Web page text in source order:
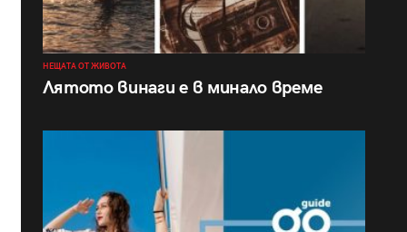
НЕЩАТА ОТ ЖИВОТА
Лятото винаги е в минало време